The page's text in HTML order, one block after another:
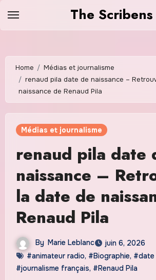
The Scribens
Home
Médias et journalisme
renaud pila date de naissance –
naissance de Renaud Pila
Médias et journalisme
renaud pila date
naissance –
la date de
Renaud Pila
By Marie Leblanc
juin 6, 2026
#animateur radio, #Biographie, #date
#journalisme français, #Renaud Pila